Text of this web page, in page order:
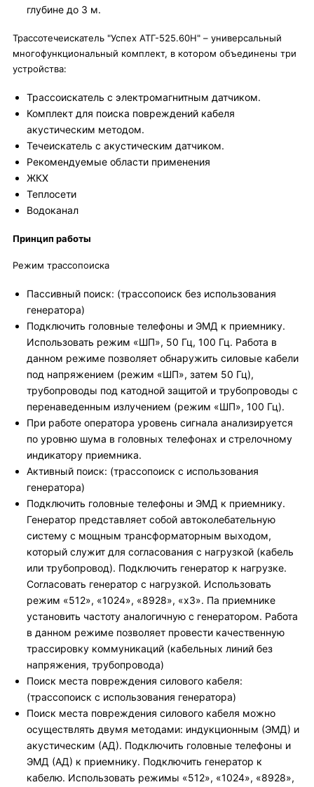
глубине до 3 м.
Трассотечеискатель "Успех АТГ-525.60Н" – универсальный
многофункциональный комплект, в котором объединены три
устройства:
Трассоискатель с электромагнитным датчиком.
Комплект для поиска повреждений кабеля
акустическим методом.
Течеискатель с акустическим датчиком.
Рекомендуемые области применения
ЖКХ
Теплосети
Водоканал
Принцип работы
Режим трассопоиска
Пассивный поиск: (трассопоиск без использования
генератора)
Подключить головные телефоны и ЭМД к приемнику.
Использовать режим «ШП», 50 Гц, 100 Гц. Работа в
данном режиме позволяет обнаружить силовые кабели
под напряжением (режим «ШП», затем 50 Гц),
трубопроводы под катодной защитой и трубопроводы с
перенаведенным излучением (режим «ШП», 100 Гц).
При работе оператора уровень сигнала анализируется
по уровню шума в головных телефонах и стрелочному
индикатору приемника.
Активный поиск: (трассопоиск с использования
генератора)
Подключить головные телефоны и ЭМД к приемнику.
Генератор представляет собой автоколебательную
систему с мощным трансформаторным выходом,
который служит для согласования с нагрузкой (кабель
или трубопровод). Подключить генератор к нагрузке.
Согласовать генератор с нагрузкой. Использовать
режим «512», «1024», «8928», «х3». Па приемнике
установить частоту аналогичную с генератором. Работа
в данном режиме позволяет провести качественную
трассировку коммуникаций (кабельных линий без
напряжения, трубопровода)
Поиск места повреждения силового кабеля:
(трассопоиск с использования генератора)
Поиск места повреждения силового кабеля можно
осуществлять двумя методами: индукционным (ЭМД) и
акустическим (АД). Подключить головные телефоны и
ЭМД (АД) к приемнику. Подключить генератор к
кабелю. Использовать режимы «512», «1024», «8928»,